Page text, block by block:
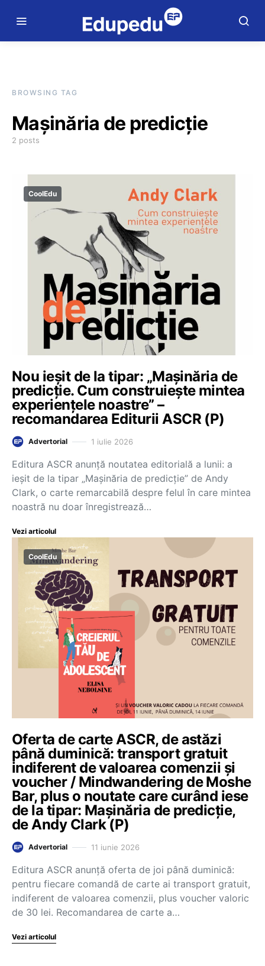
BROWSING TAG
Mașinăria de predicție
2 posts
CoolEdu
Nou ieșit de la tipar: „Mașinăria de
predicție. Cum construiește mintea
experiențele noastre” –
recomandarea Editurii ASCR (P)
Advertorial 1 iulie 2026
Editura ASCR anunță noutatea editorială a lunii: a
ieșit de la tipar „Mașinăria de predicție” de Andy
Clark, o carte remarcabilă despre felul în care mintea
noastră nu doar înregistrează…
Vezi articolul
CoolEdu
Oferta de carte ASCR, de astăzi
până duminică: transport gratuit
indiferent de valoarea comenzii și
voucher / Mindwandering de Moshe
Bar, plus o noutate care curând iese
de la tipar: Mașinăria de predicție,
de Andy Clark (P)
Advertorial 11 iunie 2026
Editura ASCR anunță oferta de joi până duminică:
pentru fiecare comandă de carte ai transport gratuit,
indiferent de valoarea comenzii, plus voucher valoric
de 30 lei. Recomandarea de carte a…
Vezi articolul